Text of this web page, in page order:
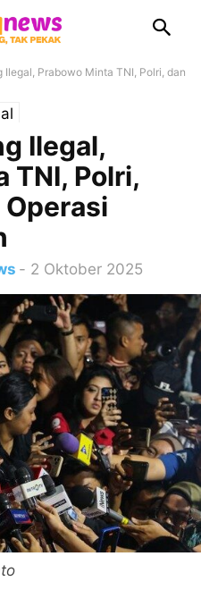
Ilegal, Prabowo Minta TNI, Polri, dan
Ilegal,
TNI, Polri,
Operasi
- 2 Oktober 2025